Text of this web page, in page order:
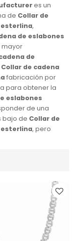
es un
de Collar de
esterlina,
de eslabones
mayor
de
Collar de cadena
fabricación por
para obtener la
eslabones
de una
bajo de Collar de
esterlina, pero